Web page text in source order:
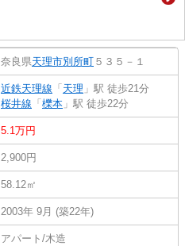
奈良県天理市別所町 ５３５－１
近鉄天理線 「 天理 」駅 徒歩21分
桜井線 「 櫟本 」駅 徒歩22分
5.1万円
2,900円
58.12㎡
2003年 9月 (築22年)
アパート/木造